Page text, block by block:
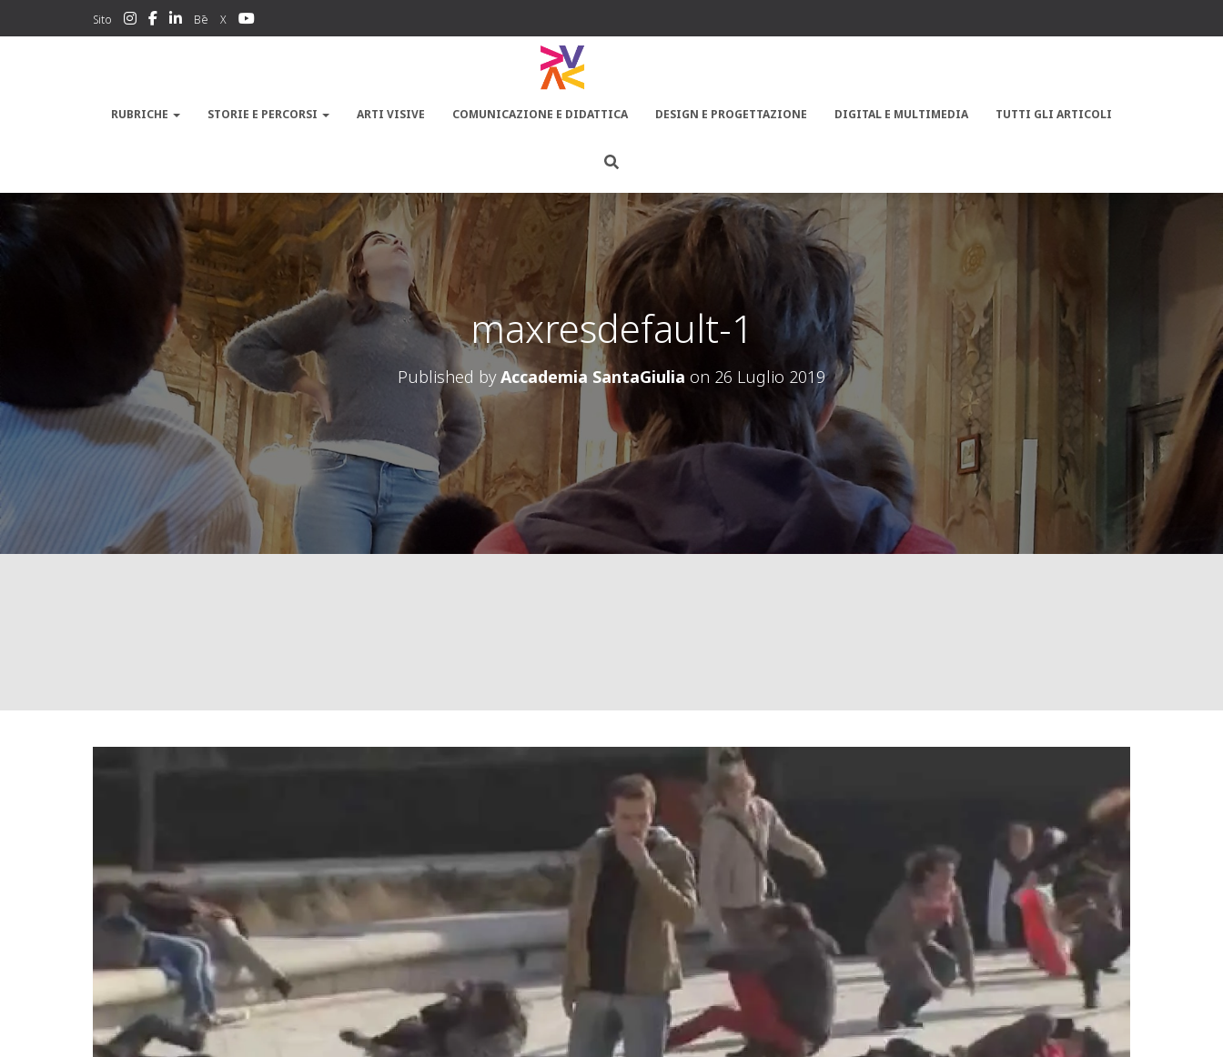
Sito Bē X
RUBRICHE STORIE E PERCORSI ARTI VISIVE COMUNICAZIONE E DIDATTICA DESIGN E PROGETTAZIONE DIGITAL E MULTIMEDIA TUTTI GLI ARTICOLI
maxresdefault-1
Published byAccademia SantaGiulia on 26 Luglio 2019